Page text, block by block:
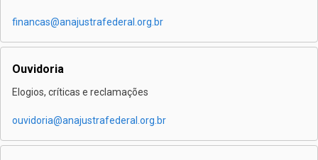
financas@anajustrafederal.org.br
Ouvidoria
Elogios, críticas e reclamações
ouvidoria@anajustrafederal.org.br